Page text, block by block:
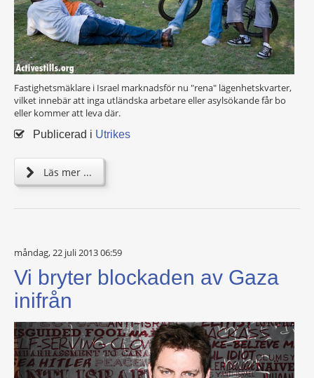
Fastighetsmäklare i Israel marknadsför nu "rena" lägenhetskvarter,
vilket innebär att inga utländska arbetare eller asylsökande får bo
eller kommer att leva där.
Publicerad i Utrikes
Läs mer ...
måndag, 22 juli 2013 06:59
Vi bryter blockaden av Gaza
inifrån